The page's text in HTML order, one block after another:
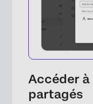
Accéder
partagés